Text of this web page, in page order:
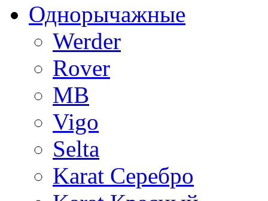
Однорычажные
Werder
Rover
MB
Vigo
Selta
Karat Серебро